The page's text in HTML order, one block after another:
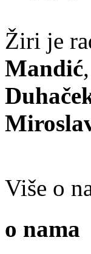
Žiri je
Mandić
Više o
o nama